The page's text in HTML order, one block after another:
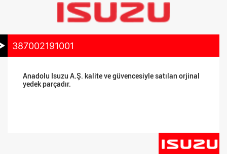
387002191001
Anadolu Isuzu A.Ş. kalite ve güvencesiyle satılan orjinal
yedek parçadır.